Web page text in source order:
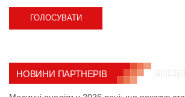
НОВИНИ ПАРТНЕРІВ